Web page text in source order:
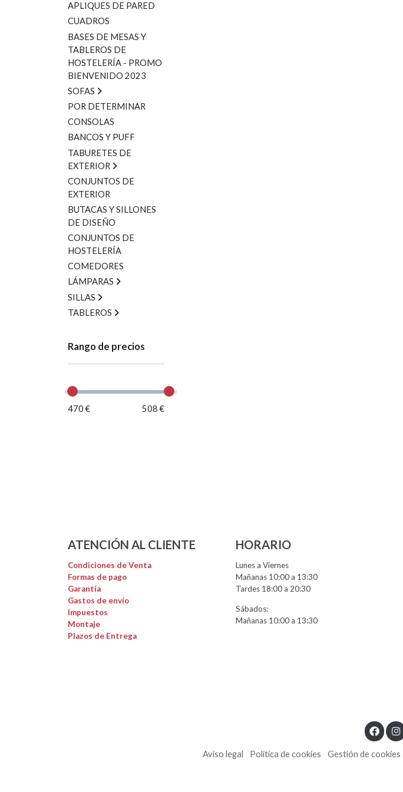
APLIQUES DE PARED
CUADROS
BASES DE MESAS Y
TABLEROS DE
HOSTELERÍA - PROMO
BIENVENIDO 2023
SOFAS
POR DETERMINAR
CONSOLAS
BANCOS Y PUFF
TABURETES DE
EXTERIOR
CONJUNTOS DE
EXTERIOR
BUTACAS Y SILLONES
DE DISEÑO
CONJUNTOS DE
HOSTELERÍA
COMEDORES
LÁMPARAS
SILLAS
TABLEROS
Rango de precios
470 € 508 €
ATENCIÓN AL CLIENTE
Condiciones de Venta
Formas de pago
Garantía
Gastos de envío
Impuestos
Montaje
Plazos de Entrega
HORARIO
Lunes a Viernes
Mañanas 10:00 a 13:30
Tardes 18:00 a 20:30
Sábados:
Mañanas 10:00 a 13:30
Aviso legal Política de cookies Gestión de cookies